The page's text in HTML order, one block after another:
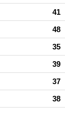
41
48
35
39
37
38